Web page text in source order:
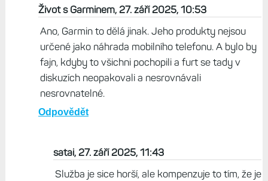
Život s Garminem, 27. září 2025, 10:53
Ano, Garmin to dělá jinak. Jeho produkty nejsou
určené jako náhrada mobilního telefonu. A bylo by
fajn, kdyby to všichni pochopili a furt se tady v
diskuzích neopakovali a nesrovnávali
nesrovnatelné.
Odpovědět
satai, 27. září 2025, 11:43
Služba je sice horší, ale kompenzuje to tím, že je